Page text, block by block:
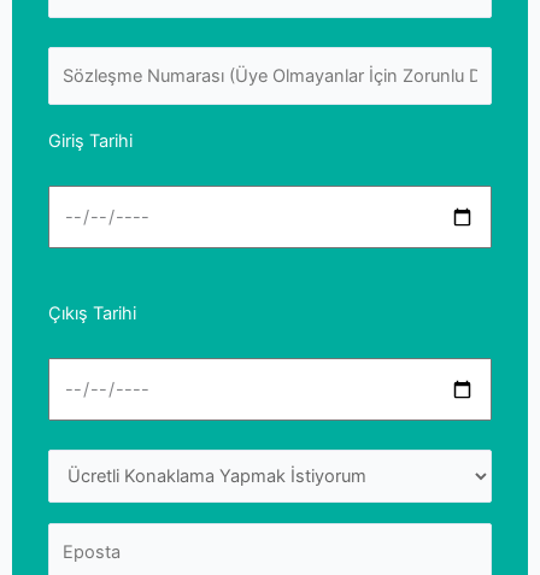
Giriş Tarihi
Çıkış Tarihi